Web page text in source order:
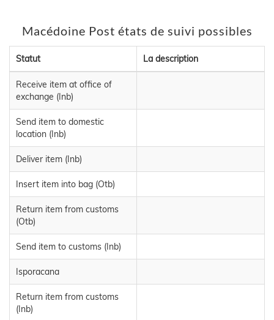
Macédoine Post états de suivi possibles
Statut La description
Receive item at office of
exchange (Inb)
Send item to domestic
location (Inb)
Deliver item (Inb)
Insert item into bag (Otb)
Return item from customs
(Otb)
Send item to customs (Inb)
Isporacana
Return item from customs
(Inb)